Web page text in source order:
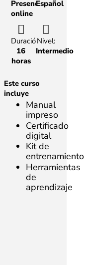
Presencial,
online
Español
Duración:
16
horas
Nivel:
Intermedio
Este curso
incluye
Manual
impreso
Certificado
digital
Kit de
entrenamiento
Herramientas
de
aprendizaje